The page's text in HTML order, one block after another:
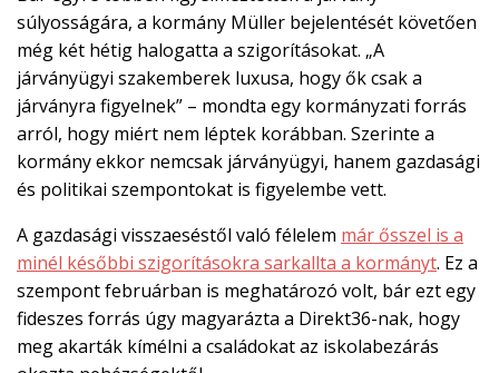
súlyosságára, a kormány Müller bejelentését követően
még két hétig halogatta a szigorításokat. „A
járványügyi szakemberek luxusa, hogy ők csak a
járványra figyelnek” – mondta egy kormányzati forrás
arról, hogy miért nem léptek korábban. Szerinte a
kormány ekkor nemcsak járványügyi, hanem gazdasági
és politikai szempontokat is figyelembe vett.
A gazdasági visszaeséstől való félelem már ősszel is a
minél későbbi szigorításokra sarkallta a kormányt. Ez a
szempont februárban is meghatározó volt, bár ezt egy
fideszes forrás úgy magyarázta a Direkt36-nak, hogy
meg akarták kímélni a családokat az iskolabezárás